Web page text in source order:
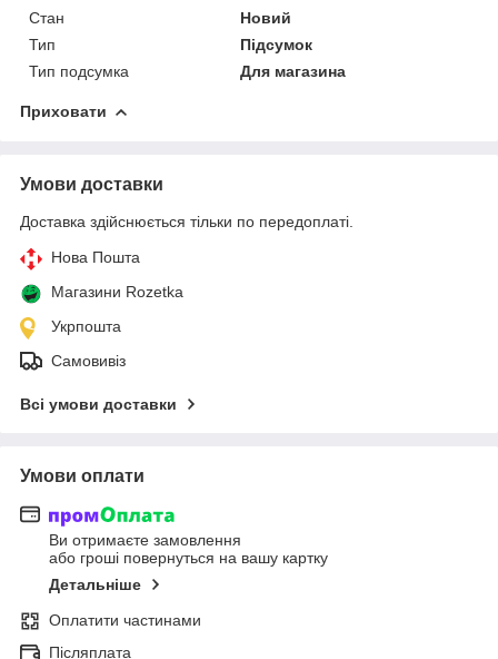
Стан
Новий
Тип
Підсумок
Тип подсумка
Для магазина
Приховати
Умови доставки
Доставка здійснюється тільки по передоплаті.
Нова Пошта
Магазини Rozetka
Укрпошта
Самовивіз
Всі умови доставки
Умови оплати
Ви отримаєте замовлення
або гроші повернуться на вашу картку
Детальніше
Оплатити частинами
Післяплата